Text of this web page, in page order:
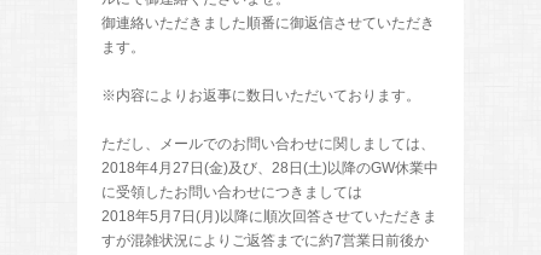
御連絡いただきました順番に御返信させていただき
ます。
※内容によりお返事に数日いただいております。
ただし、メールでのお問い合わせに関しましては、
2018年4月27日(金)及び、28日(土)以降のGW休業中
に受領したお問い合わせにつきましては
2018年5月7日(月)以降に順次回答させていただきま
すが混雑状況によりご返答までに約7営業日前後か